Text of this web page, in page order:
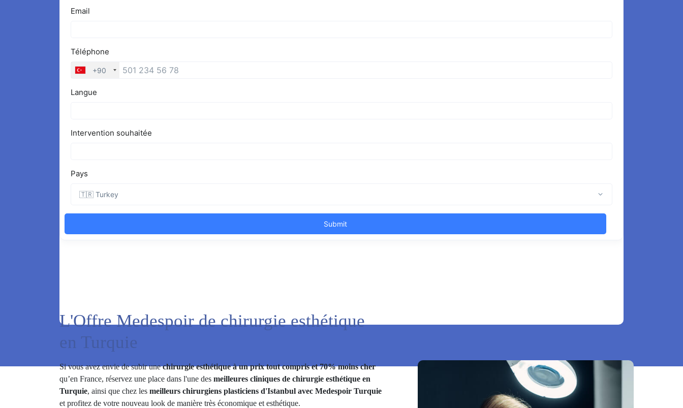
L'Offre Medespoir de chirurgie esthétique
en Turquie
Si vous avez envie de subir unechirurgie esthétique à un prix tout compris et 70% moins cher
qu’en France, réservez une place dans l'une des meilleures cliniques de chirurgie esthétique en
Turquie, ainsi que chez les meilleurs chirurgiens plasticiens d'Istanbul avec Medespoir Turquie
et profitez de votre nouveau look de manière très économique et esthétique.